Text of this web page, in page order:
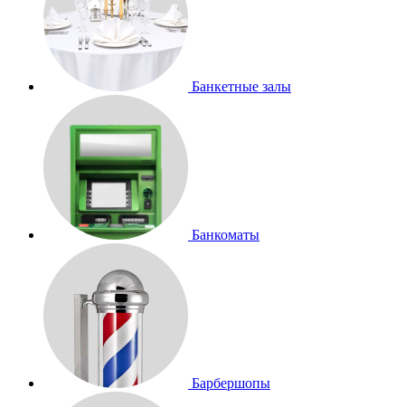
Банкетные залы
Банкоматы
Барбершопы